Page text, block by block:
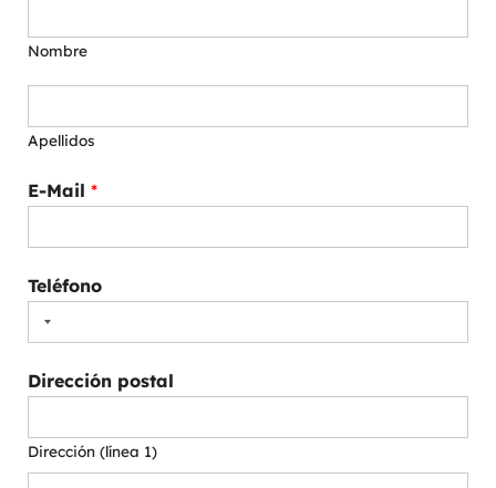
Nombre
Apellidos
E-Mail *
Teléfono
Dirección postal
Dirección (línea 1)